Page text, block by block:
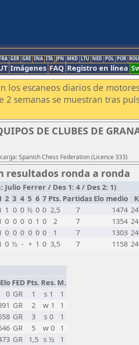
GER GRE INA ITA JPN MKD LTU NED POL POR ROU
Imágenes FAQ Registro en línea
los escaneos diarios de
2 semanas se muestran tras
DE CLUBES DE
Spanish Chess Federation (Licence 333)
resultados ronda a ronda
Julio Ferrer / Des 1: 4 / Des 2: 1)
2 3 4 5 6 7 Pts. Partidas Elo medio K
1 0 0 ½ 0 0 2,5 7 1474 24
0 0 0 0 1 0 2 7 1354 24
0 0 0 0 0 0 1 7 1303 24
0 ½ - + 1 0 3,5 7 1158 24
Elo FED Pts. Res. M.
0 GR 1 s 1
1
GR 2 w 1
1
GR 3 s 0
1
GR 5 w 0
1
GR 1,5 s ½
1